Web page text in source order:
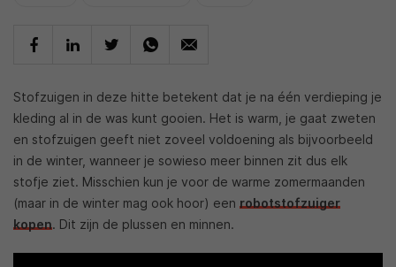
Stofzuigen in deze hitte betekent dat je na één verdieping je
kleding al in de was kunt gooien. Het is warm, je gaat zweten
en stofzuigen geeft niet zoveel voldoening als bijvoorbeeld
in de winter, wanneer je sowieso meer binnen zit dus elk
stofje ziet. Misschien kun je voor de warme zomermaanden
(maar in de winter mag ook hoor) een robotstofzuiger
kopen. Dit zijn de plussen en minnen.